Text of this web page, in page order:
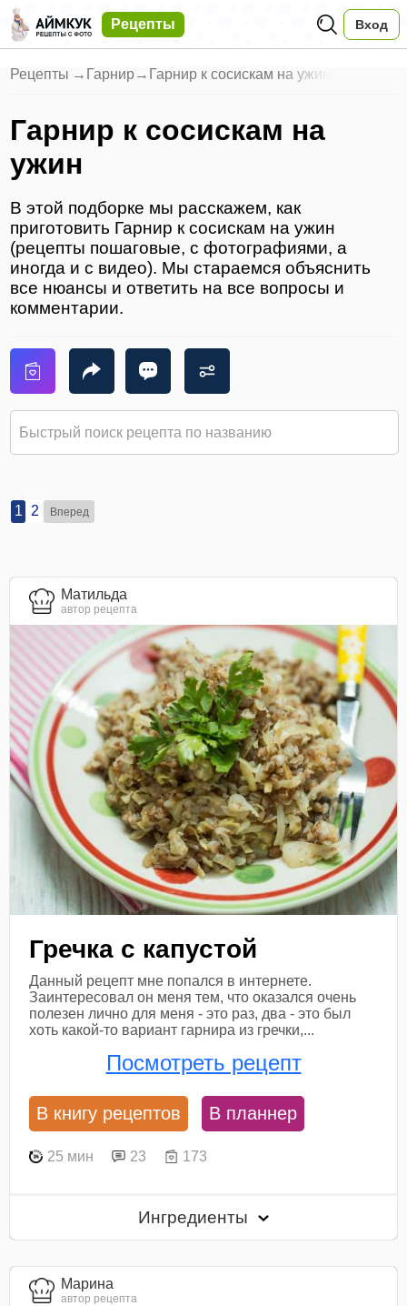
Рецепты Вход
Рецепты → Гарнир→ Гарнир к сосискам на ужин
Гарнир к сосискам на
ужин
В этой подборке мы расскажем, как
приготовить Гарнир к сосискам на ужин
(рецепты пошаговые, с фотографиями, а
иногда и с видео). Мы стараемся объяснить
все нюансы и ответить на все вопросы и
комментарии.
1 2 Вперед
Матильда
автор рецепта
Гречка с капустой
Данный рецепт мне попался в интернете.
Заинтересовал он меня тем, что оказался очень
полезен лично для меня - это раз, два - это был
хоть какой-то вариант гарнира из гречки,...
Посмотреть рецепт
В книгу рецептов В планнер
25 мин 23 173
Ингредиенты
Марина
автор рецепта